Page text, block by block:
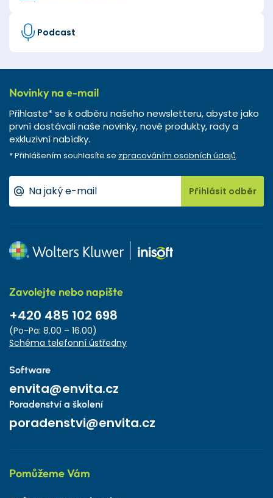
Podcast
Novinky na e-mail
Přihlaste* se k odběru našeho newsletteru, abyste jako
první dostávali naše novinky, nové produkty, rady a
exkluzivní nabídky.
* Přihlášením souhlasíte se zpracováním osobních údajů.
Přihlásit odběr
Zavolejte nebo napište
+420 485 102 698
(Po-Pa: 8.00 – 16.00)
Schéma telefonní ústředny
Software
envita@envita.cz
Poradenství a školení
poradenstvi@envita.cz
Pomůžeme Vám